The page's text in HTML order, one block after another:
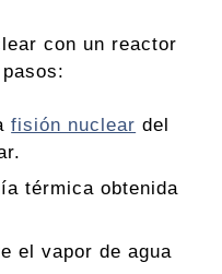
con un reactor
fisión nuclear del
térmica obtenida
el vapor de agua